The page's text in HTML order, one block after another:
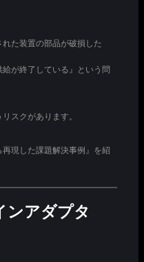
た装置の部品が破損した
給が終了している』という問
スクがあります。
再現した課題解決事例』を紹
ンアダプタ